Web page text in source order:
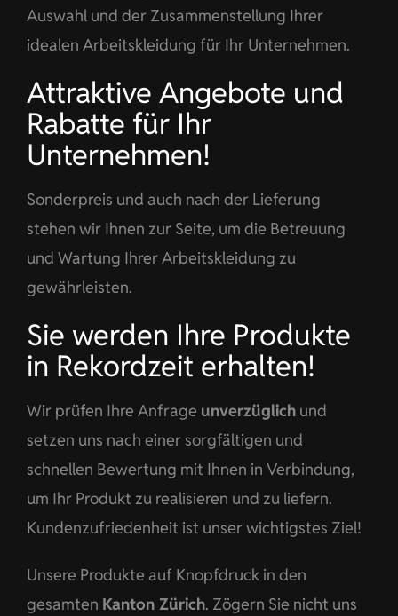
Auswahl und der Zusammenstellung Ihrer
idealen Arbeitskleidung für Ihr Unternehmen.
Attraktive Angebote und
Rabatte für Ihr
Unternehmen!
Sonderpreis und auch nach der Lieferung
stehen wir Ihnen zur Seite, um die Betreuung
und Wartung Ihrer Arbeitskleidung zu
gewährleisten.
Sie werden Ihre Produkte
in Rekordzeit erhalten!
Wir prüfen Ihre Anfrage unverzüglichund
setzen uns nach einer sorgfältigen und
schnellen Bewertung mit Ihnen in Verbindung,
um Ihr Produkt zu realisieren und zu liefern.
Kundenzufriedenheit ist unser wichtigstes Ziel!
Unsere Produkte auf Knopfdruck in den
gesamten Kanton Zürich. Zögern Sie nicht uns